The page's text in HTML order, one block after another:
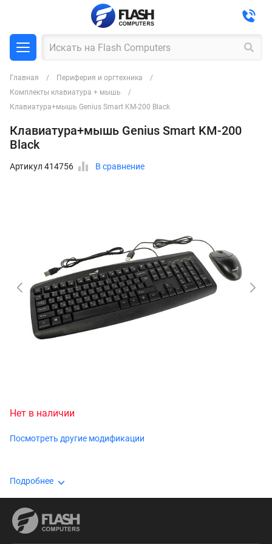
Главная
Периферия и оргтехника
Комплекты клавиатура + мышь
Клавиатура+мышь Genius Smart KM-200 Black
Клавиатура+мышь Genius Smart KM-200
Black
Артикул 414756 В сравнение
Нет в наличии
Посмотреть другие модификации
Подробнее